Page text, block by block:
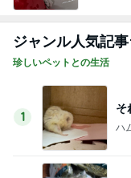
ジャンル人気記
珍しいペットとの生活
1
そ
ハ